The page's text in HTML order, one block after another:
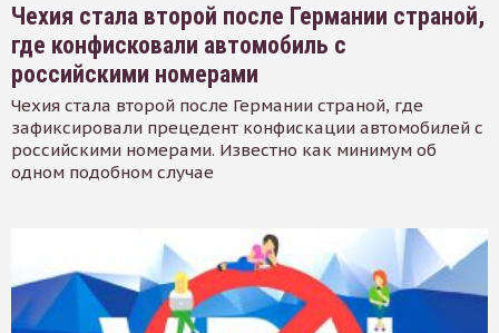
Чехия стала второй после Германии страной,
где конфисковали автомобиль с
российскими номерами
Чехия стала второй после Германии страной, где
зафиксировали прецедент конфискации автомобилей с
российскими номерами. Известно как минимум об
одном подобном случае